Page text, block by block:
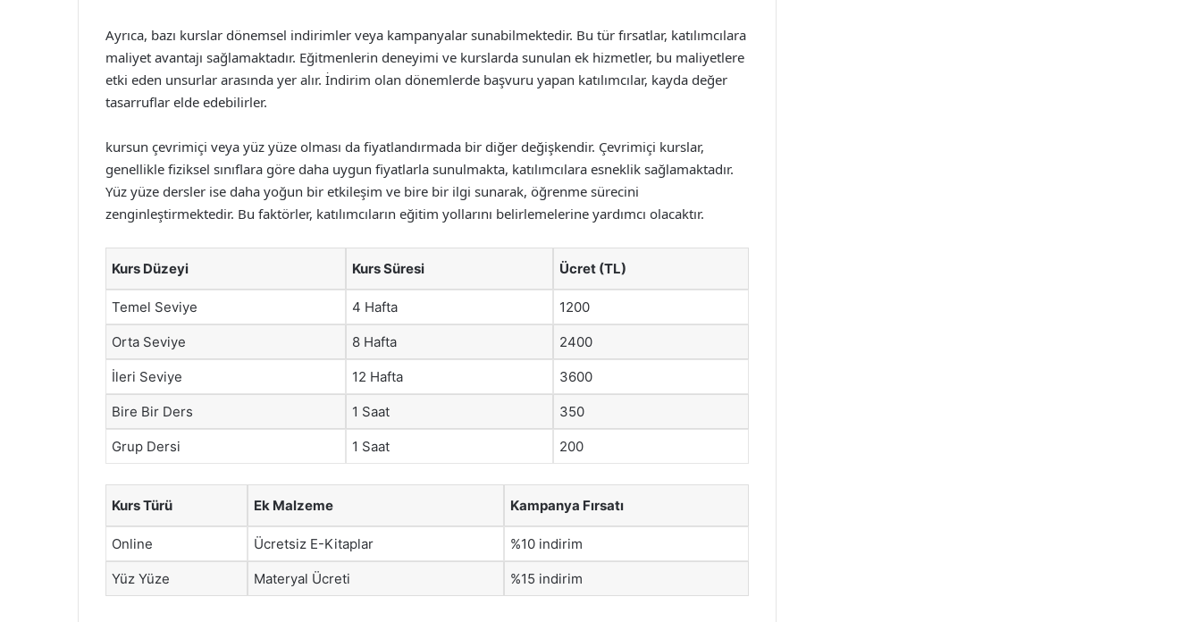
Ayrıca, bazı kurslar dönemsel indirimler veya kampanyalar sunabilmektedir. Bu tür fırsatlar, katılımcılara
maliyet avantajı sağlamaktadır. Eğitmenlerin deneyimi ve kurslarda sunulan ek hizmetler, bu maliyetlere
etki eden unsurlar arasında yer alır. İndirim olan dönemlerde başvuru yapan katılımcılar, kayda değer
tasarruflar elde edebilirler.
kursun çevrimiçi veya yüz yüze olması da fiyatlandırmada bir diğer değişkendir. Çevrimiçi kurslar,
genellikle fiziksel sınıflara göre daha uygun fiyatlarla sunulmakta, katılımcılara esneklik sağlamaktadır.
Yüz yüze dersler ise daha yoğun bir etkileşim ve bire bir ilgi sunarak, öğrenme sürecini
zenginleştirmektedir. Bu faktörler, katılımcıların eğitim yollarını belirlemelerine yardımcı olacaktır.
Kurs Düzeyi Kurs Süresi Ücret (TL)
Temel Seviye 4 Hafta 1200
Orta Seviye 8 Hafta 2400
İleri Seviye 12 Hafta 3600
Bire Bir Ders 1 Saat 350
Grup Dersi 1 Saat 200
Kurs Türü Ek Malzeme Kampanya Fırsatı
Online Ücretsiz E-Kitaplar %10 indirim
Yüz Yüze Materyal Ücreti %15 indirim